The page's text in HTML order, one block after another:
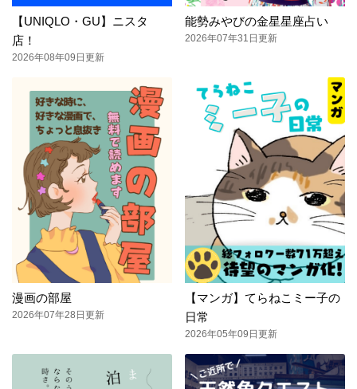
【UNIQLO・GU】ニスタ
店！
2026年08年09日更新
能勢みやびの金星星座占い
2026年07年31日更新
漫画の部屋
2026年07年28日更新
【マンガ】てらねこミー子の
日常
2026年05年09日更新